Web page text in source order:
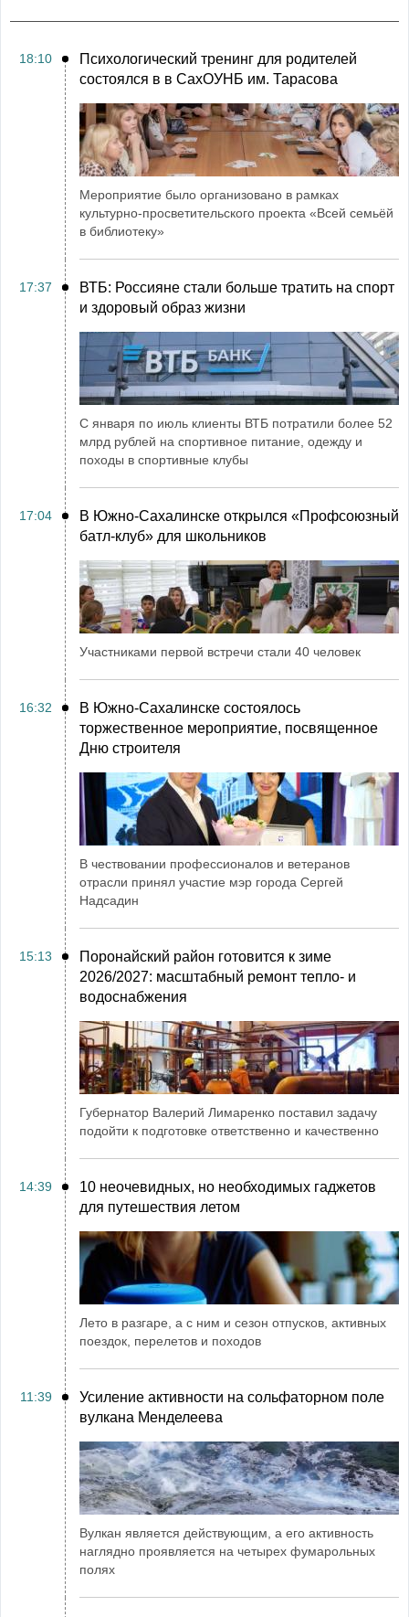
18:10
Психологический тренинг для родителей
состоялся в в СахОУНБ им. Тарасова
Мероприятие было организовано в рамках
культурно-просветительского проекта «Всей семьёй
в библиотеку»
17:37
ВТБ: Россияне стали больше тратить на спорт
и здоровый образ жизни
С января по июль клиенты ВТБ потратили более 52
млрд рублей на спортивное питание, одежду и
походы в спортивные клубы
17:04
В Южно-Сахалинске открылся «Профсоюзный
батл-клуб» для школьников
Участниками первой встречи стали 40 человек
16:32
В Южно-Сахалинске состоялось
торжественное мероприятие, посвященное
Дню строителя
В чествовании профессионалов и ветеранов
отрасли принял участие мэр города Сергей
Надсадин
15:13
Поронайский район готовится к зиме
2026/2027: масштабный ремонт тепло- и
водоснабжения
Губернатор Валерий Лимаренко поставил задачу
подойти к подготовке ответственно и качественно
14:39
10 неочевидных, но необходимых гаджетов
для путешествия летом
Лето в разгаре, а с ним и сезон отпусков, активных
поездок, перелетов и походов
11:39
Усиление активности на сольфаторном поле
вулкана Менделеева
Вулкан является действующим, а его активность
наглядно проявляется на четырех фумарольных
полях